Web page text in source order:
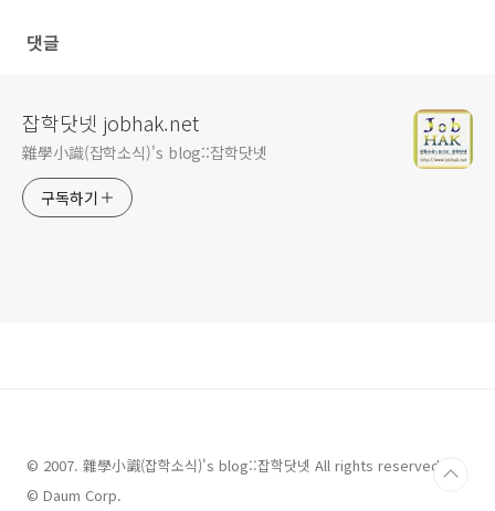
댓글
잡학닷넷 jobhak.net
雜學小識(잡학소식)'s blog::잡학닷넷
구독하기
© 2007. 雜學小識(잡학소식)'s blog::잡학닷넷 All rights reserved.
© Daum Corp.